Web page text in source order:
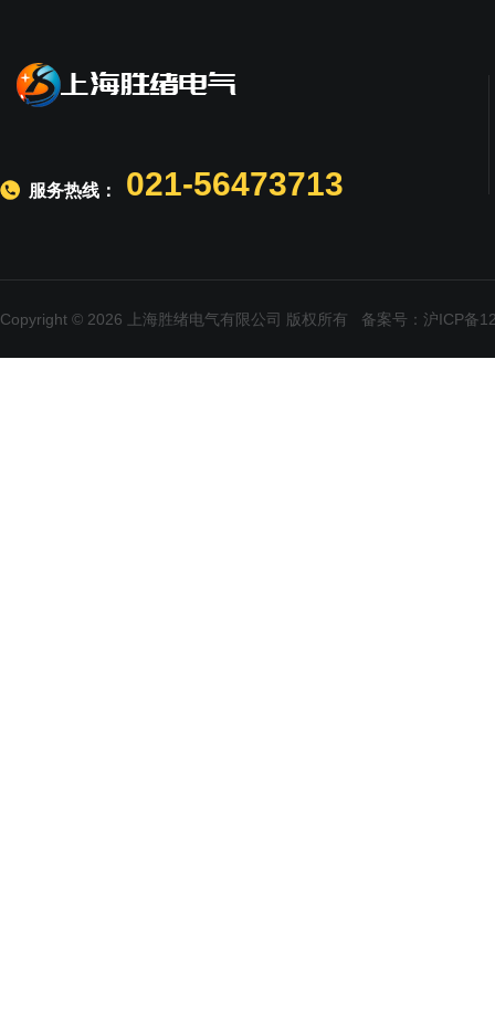
服务热线： 021-56473713
Copyright © 2026 上海胜绪电气有限公司 版权所有 备案号：沪ICP备